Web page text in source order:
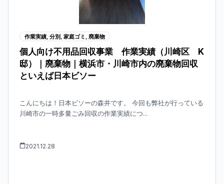
作業実績, 分別, 家庭ゴミ 廃棄物
個人向け不用品回収事業 作業実績（川崎区 K
邸）｜廃棄物｜横浜市・川崎市内の廃棄物回収
といえば日本ビソー
こんにちは！日本ビソーの森井です。 今回も弊社が行っている
川崎市の一時多量ごみ回収の作業実績につ...
2021.12.28